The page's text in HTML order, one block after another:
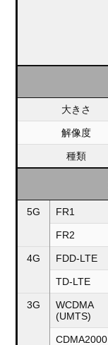
大きさ
解像度
種類
5G FR1
FR2
4G FDD-LTE
TD-LTE
3G
WCDMA
(UMTS)
CDMA2000